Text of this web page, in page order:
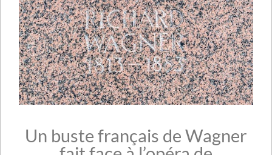
Un buste français de Wagner